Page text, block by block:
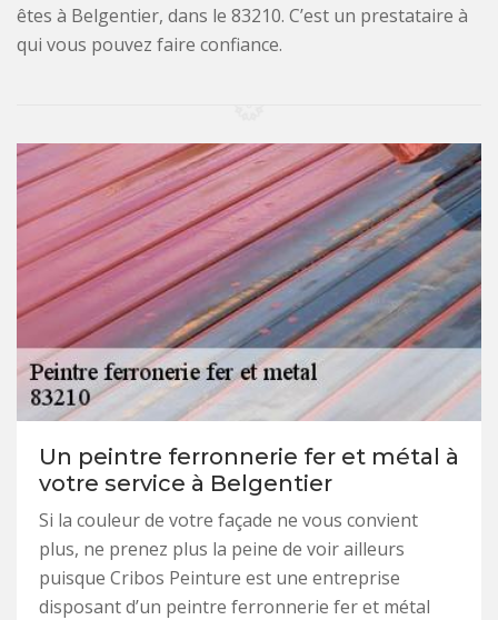
êtes à Belgentier, dans le 83210. C’est un prestataire à
qui vous pouvez faire confiance.
Un peintre ferronnerie fer et métal à
votre service à Belgentier
Si la couleur de votre façade ne vous convient
plus, ne prenez plus la peine de voir ailleurs
puisque Cribos Peinture est une entreprise
disposant d’un peintre ferronnerie fer et métal